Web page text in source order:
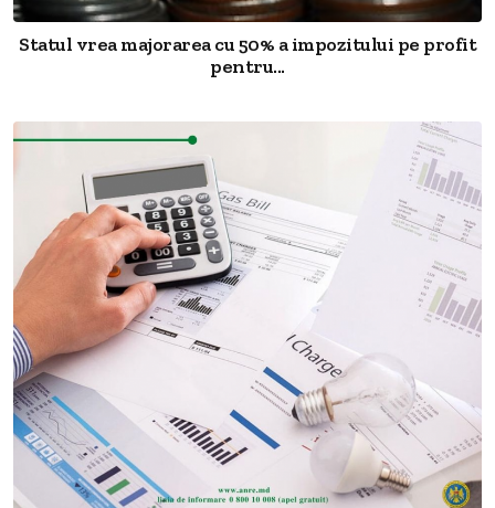
Statul vrea majorarea cu 50% a impozitului pe profit
pentru...